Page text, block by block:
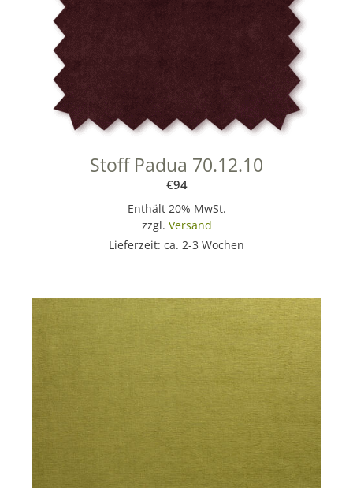
Stoff Padua 70.12.10
€94
Enthält 20% MwSt.
zzgl. Versand
Lieferzeit: ca. 2-3 Wochen